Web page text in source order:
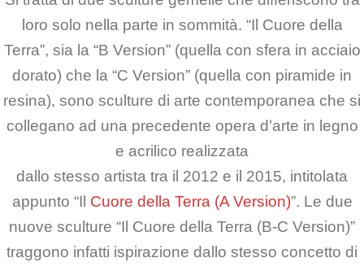
loro solo nella parte in sommità. “Il Cuore della
Terra”, sia la “B Version” (quella con sfera in acciaio
dorato) che la “C Version” (quella con piramide in
resina), sono sculture di arte contemporanea che si
collegano ad una precedente opera d’arte in legno
e acrilico realizzata
dallo stesso artista tra il 2012 e il 2015, intitolata
appunto “Il Cuore della Terra (A Version)”. Le due
nuove sculture “Il Cuore della Terra (B-C Version)”
traggono infatti ispirazione dallo stesso concetto di